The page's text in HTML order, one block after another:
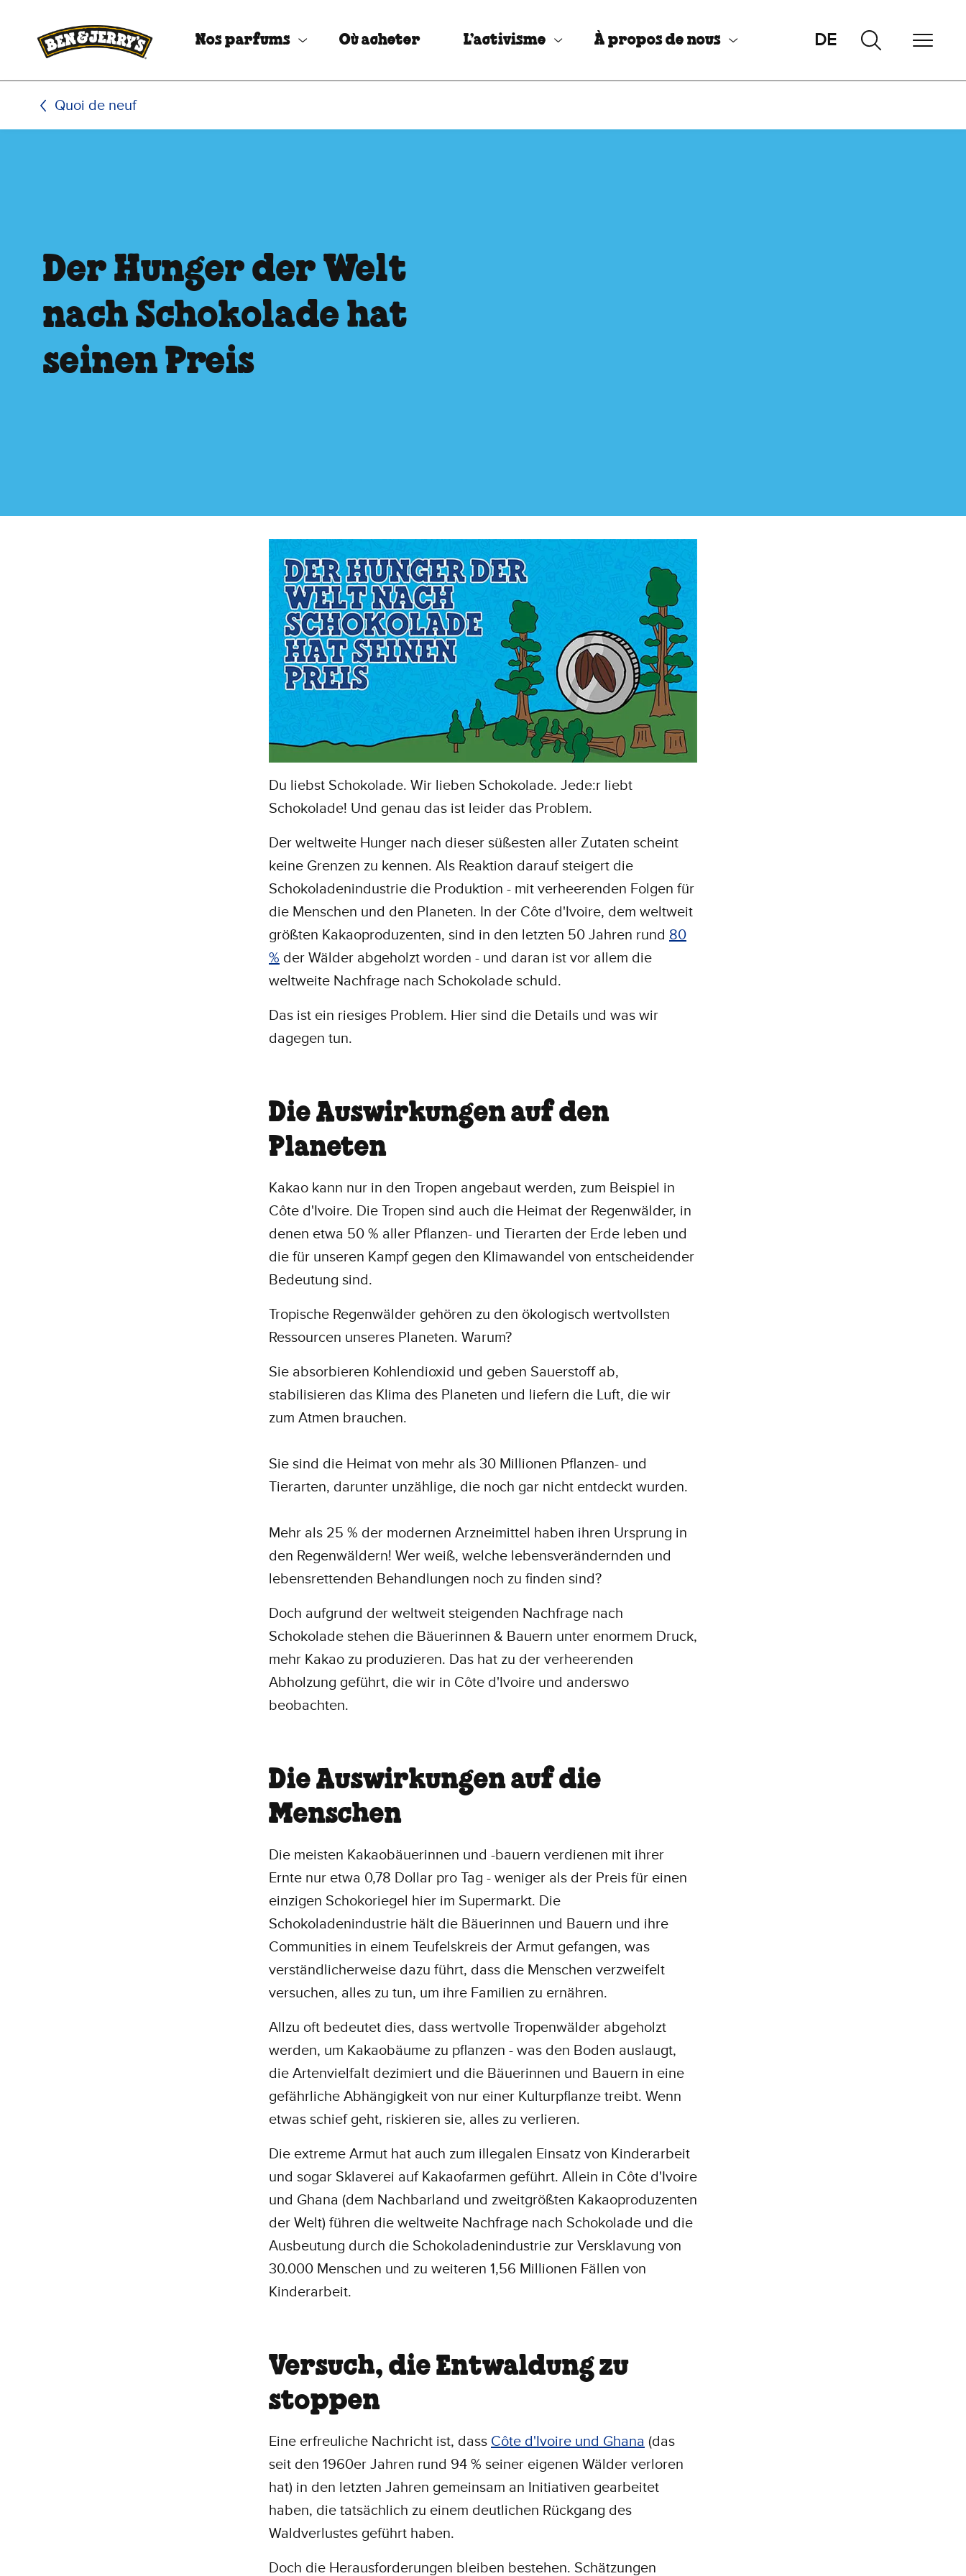
Nos parfums Où acheter L’activisme À propos de nous DE
Quoi de neuf
Der Hunger der Welt
nach Schokolade hat
seinen Preis
Du liebst Schokolade. Wir lieben Schokolade. Jede:r liebt
Schokolade! Und genau das ist leider das Problem.
Der weltweite Hunger nach dieser süßesten aller Zutaten scheint
keine Grenzen zu kennen. Als Reaktion darauf steigert die
Schokoladenindustrie die Produktion - mit verheerenden Folgen für
die Menschen und den Planeten. In der Côte d'Ivoire, dem weltweit
größten Kakaoproduzenten, sind in den letzten 50 Jahren rund 80
% der Wälder abgeholzt worden - und daran ist vor allem die
weltweite Nachfrage nach Schokolade schuld.
Das ist ein riesiges Problem. Hier sind die Details und was wir
dagegen tun.
Die Auswirkungen auf den
Planeten
Kakao kann nur in den Tropen angebaut werden, zum Beispiel in
Côte d'Ivoire. Die Tropen sind auch die Heimat der Regenwälder, in
denen etwa 50 % aller Pflanzen- und Tierarten der Erde leben und
die für unseren Kampf gegen den Klimawandel von entscheidender
Bedeutung sind.
Tropische Regenwälder gehören zu den ökologisch wertvollsten
Ressourcen unseres Planeten. Warum?
Sie absorbieren Kohlendioxid und geben Sauerstoff ab,
stabilisieren das Klima des Planeten und liefern die Luft, die wir
zum Atmen brauchen.
Sie sind die Heimat von mehr als 30 Millionen Pflanzen- und
Tierarten, darunter unzählige, die noch gar nicht entdeckt wurden.
Mehr als 25 % der modernen Arzneimittel haben ihren Ursprung in
den Regenwäldern! Wer weiß, welche lebensverändernden und
lebensrettenden Behandlungen noch zu finden sind?
Doch aufgrund der weltweit steigenden Nachfrage nach
Schokolade stehen die Bäuerinnen & Bauern unter enormem Druck,
mehr Kakao zu produzieren. Das hat zu der verheerenden
Abholzung geführt, die wir in Côte d'Ivoire und anderswo
beobachten.
Die Auswirkungen auf die
Menschen
Die meisten Kakaobäuerinnen und -bauern verdienen mit ihrer
Ernte nur etwa 0,78 Dollar pro Tag - weniger als der Preis für einen
einzigen Schokoriegel hier im Supermarkt. Die
Schokoladenindustrie hält die Bäuerinnen und Bauern und ihre
Communities in einem Teufelskreis der Armut gefangen, was
verständlicherweise dazu führt, dass die Menschen verzweifelt
versuchen, alles zu tun, um ihre Familien zu ernähren.
Allzu oft bedeutet dies, dass wertvolle Tropenwälder abgeholzt
werden, um Kakaobäume zu pflanzen - was den Boden auslaugt,
die Artenvielfalt dezimiert und die Bäuerinnen und Bauern in eine
gefährliche Abhängigkeit von nur einer Kulturpflanze treibt. Wenn
etwas schief geht, riskieren sie, alles zu verlieren.
Die extreme Armut hat auch zum illegalen Einsatz von Kinderarbeit
und sogar Sklaverei auf Kakaofarmen geführt. Allein in Côte d'Ivoire
und Ghana (dem Nachbarland und zweitgrößten Kakaoproduzenten
der Welt) führen die weltweite Nachfrage nach Schokolade und die
Ausbeutung durch die Schokoladenindustrie zur Versklavung von
30.000 Menschen und zu weiteren 1,56 Millionen Fällen von
Kinderarbeit.
Versuch, die Entwaldung zu
stoppen
Eine erfreuliche Nachricht ist, dass Côte d'Ivoire und Ghana (das
seit den 1960er Jahren rund 94 % seiner eigenen Wälder verloren
hat) in den letzten Jahren gemeinsam an Initiativen gearbeitet
haben, die tatsächlich zu einem deutlichen Rückgang des
Waldverlustes geführt haben.
Doch die Herausforderungen bleiben bestehen. Schätzungen